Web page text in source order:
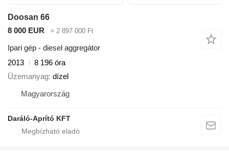
Doosan 66
8 000 EUR
≈ 2 897 000 Ft
Ipari gép - diesel aggregátor
2013
8 196 óra
Üzemanyag dízel
Magyarország
Daráló-Aprító KFT